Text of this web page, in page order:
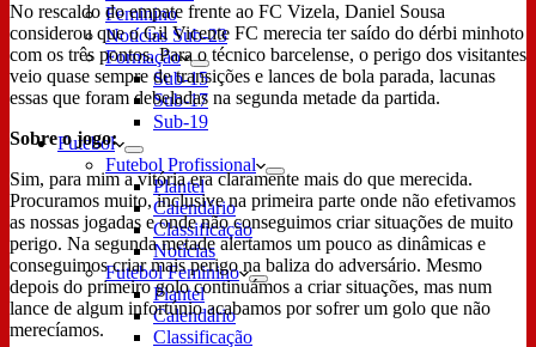
Feminino
Notícias Sub-23
Formação
Sub-15
Sub-17
Sub-19
Futebol
Futebol Profissional
Plantel
Calendário
Classificação
Notícias
Futebol Feminino
Plantel
Calendário
Classificação
No rescaldo do empate frente ao FC Vizela, Daniel Sousa
considerou que o Gil Vicente FC merecia ter saído do dérbi minhoto
com os três pontos. Para o técnico barcelense, o perigo dos visitantes
veio quase sempre de transições e lances de bola parada, lacunas
essas que foram debeladas na segunda metade da partida.
Sobre o jogo:
Sim, para mim a vitória era claramente mais do que merecida.
Procuramos muito, inclusive na primeira parte onde não efetivamos
as nossas jogadas e onde não conseguimos criar situações de muito
perigo. Na segunda metade alertamos um pouco as dinâmicas e
conseguimos criar mais perigo na baliza do adversário. Mesmo
depois do primeiro golo continuámos a criar situações, mas num
lance de algum infortúnio acabamos por sofrer um golo que não
merecíamos.